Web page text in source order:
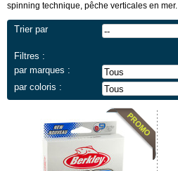
spinning technique, pêche verticales en mer.
Trier par
Filtres :
par marques :
par coloris :